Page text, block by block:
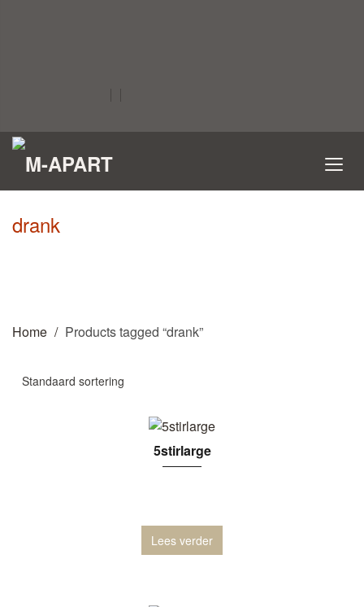
drank
Home Products tagged “drank”
5stirlarge
Lees verder